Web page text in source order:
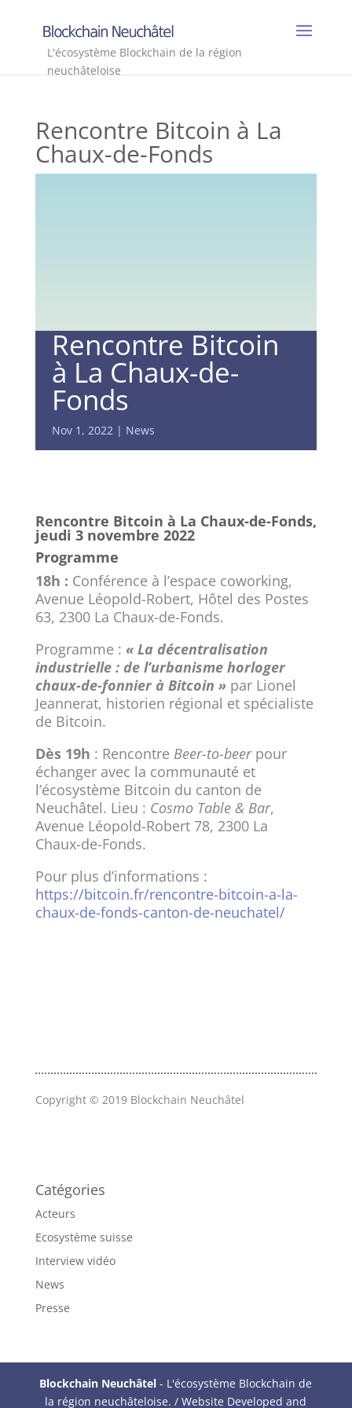
L'écosystème Blockchain de la région
neuchâteloise
Rencontre Bitcoin à La
Chaux-de-Fonds
Rencontre Bitcoin
à La Chaux-de-
Fonds
Nov 1, 2022 News
Rencontre Bitcoin à La Chaux-de-Fonds,
jeudi 3 novembre 2022
Programme
18h : Conférence à l’espace coworking,
Avenue Léopold-Robert, Hôtel des Postes
63, 2300 La Chaux-de-Fonds.
Programme : « La décentralisation
industrielle : de l’urbanisme horloger
chaux-de-fonnier à Bitcoin » par Lionel
Jeannerat, historien régional et spécialiste
de Bitcoin.
Dès 19h : Rencontre Beer-to-beer pour
échanger avec la communauté et
l’écosystème Bitcoin du canton de
Neuchâtel. Lieu : Cosmo Table & Bar,
Avenue Léopold-Robert 78, 2300 La
Chaux-de-Fonds.
Pour plus d’informations :
https://bitcoin.fr/rencontre-bitcoin-a-la-
chaux-de-fonds-canton-de-neuchatel/
Copyright © 2019 Blockchain Neuchâtel
Catégories
Acteurs
Ecosystème suisse
Interview vidéo
News
Presse
Blockchain Neuchâtel - L'écosystème Blockchain de
la région neuchâteloise. / Website Developed and